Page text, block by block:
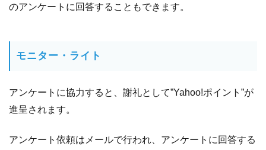
のアンケートに回答することもできます。
モニター・ライト
アンケートに協力すると、謝礼として”Yahoo!ポイント”が
進呈されます。
アンケート依頼はメールで行われ、アンケートに回答する